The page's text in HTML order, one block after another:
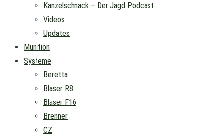
Kanzelschnack – Der Jagd Podcast
Videos
Updates
Munition
Systeme
Beretta
Blaser R8
Blaser F16
Brenner
CZ